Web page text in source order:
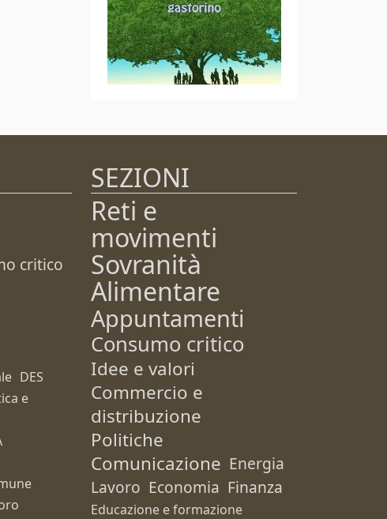
critico
DES
e
SEZIONI
Reti e
movimenti
Sovranità
Alimentare
Appuntamenti
Consumo critico
Idee e valori
Commercio e
distribuzione
Politiche
Comunicazione Energia
Lavoro Economia Finanza
Educazione e formazione